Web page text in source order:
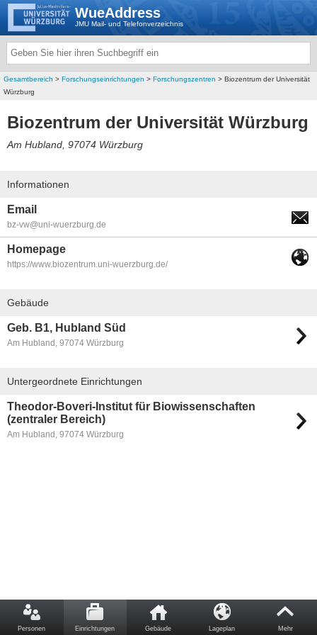
WueAddress
JMU Mail- und Telefonverzeichnis
Gesamtbereich > Forschungseinrichtungen > Forschungszentren > Biozentrum der Universität
Würzburg
Biozentrum der Universität Würzburg
Am Hubland, 97074 Würzburg
Informationen
Email
bz-vw@uni-wuerzburg.de
Homepage
https://www.biozentrum.uni-wuerzburg.de/
Gebäude
Geb. B1, Hubland Süd
Am Hubland, 97074 Würzburg
Untergeordnete Einrichtungen
Theodor-Boveri-Institut für Biowissenschaften
(zentraler Bereich)
Am Hubland, 97074 Würzburg
Personen Einrichtungen Gebäude Lageplan Mehr